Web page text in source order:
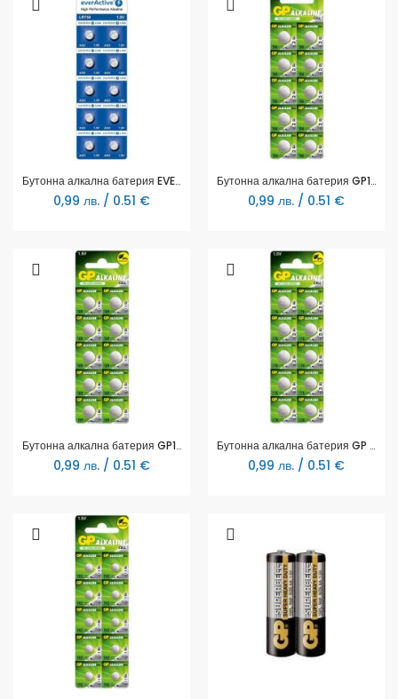
Бутонна алкална батерия EVERACTIVE LR754, LR48, 1,55V, 10pk блистер, /цена за 1 бр. батерия/
0,99 лв. / 0.51 €
Бутонна алкална батерия GP186 AG12 LR-43/ 10 бр./pack цена за 1 бр./ 1.55V GP
0,99 лв. / 0.51 €
Бутонна алкална батерия GP189 LR-1130/ 10 бр./pack цена за 1 бр./ 1.55V GP
0,99 лв. / 0.51 €
Бутонна алкална батерия GP BATTERIES, GPА76, LR44, 1.55V, Цена за 1 бр.
0,99 лв. / 0.51 €